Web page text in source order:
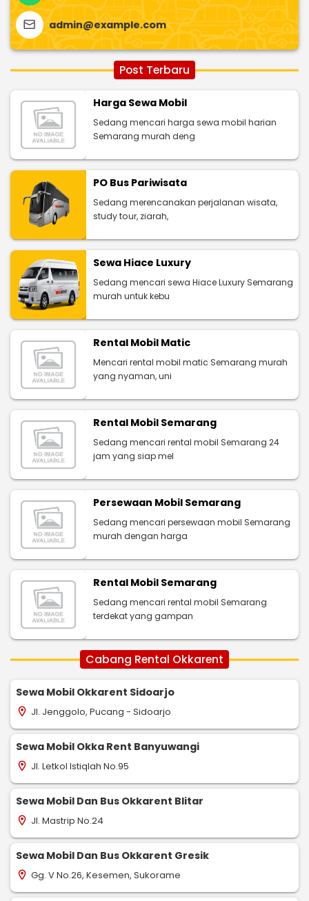
admin@example.com
Post Terbaru
Harga Sewa Mobil
Sedang mencari harga sewa mobil harian
Semarang murah deng
PO Bus Pariwisata
Sedang merencanakan perjalanan wisata,
study tour, ziarah,
Sewa Hiace Luxury
Sedang mencari sewa Hiace Luxury Semarang
murah untuk kebu
Rental Mobil Matic
Mencari rental mobil matic Semarang murah
yang nyaman, uni
Rental Mobil Semarang
Sedang mencari rental mobil Semarang 24
jam yang siap mel
Persewaan Mobil Semarang
Sedang mencari persewaan mobil Semarang
murah dengan harga
Rental Mobil Semarang
Sedang mencari rental mobil Semarang
terdekat yang gampan
Cabang Rental Okkarent
Sewa Mobil Okkarent Sidoarjo
location_on Jl. Jenggolo, Pucang - Sidoarjo
Sewa Mobil Okka Rent Banyuwangi
location_on Jl. Letkol Istiqlah No.95
Sewa Mobil Dan Bus Okkarent Blitar
location_on Jl. Mastrip No.24
Sewa Mobil Dan Bus Okkarent Gresik
location_on Gg. V No.26, Kesemen, Sukorame